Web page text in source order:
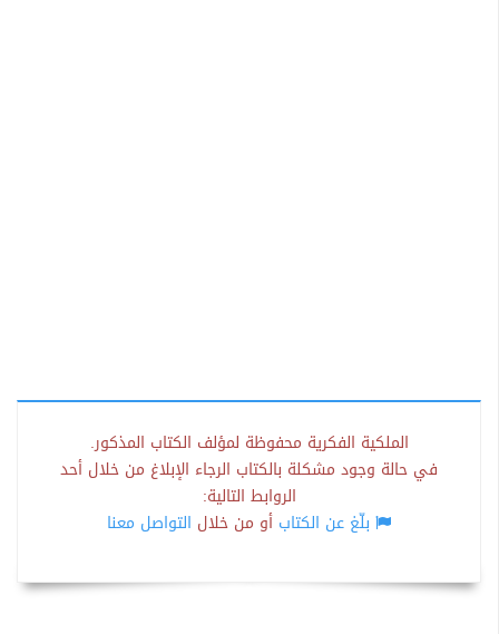
الملكية الفكرية محفوظة لمؤلف الكتاب المذكور.
في حالة وجود مشكلة بالكتاب الرجاء الإبلاغ من خلال أحد
الروابط التالية:
بلّغ عن الكتاب أو من خلال التواصل معنا